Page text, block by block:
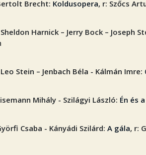
Brecht: Koldusopera, r: Szőcs
Harnick – Jerry Bock – Joseph
Stein – Jenbach Béla - Kálmán Imre:
Mihály - Szilágyi László: Én és
Csaba - Kányádi Szilárd: A gála, r: